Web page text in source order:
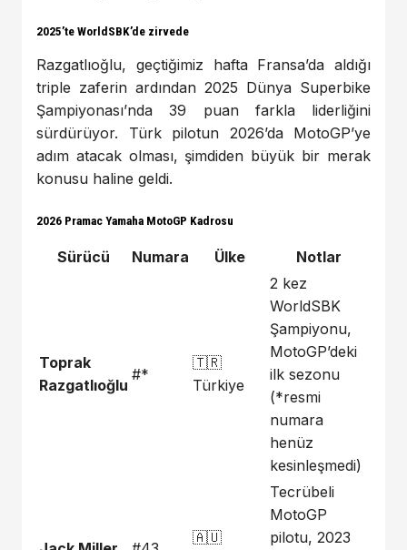
2025’te WorldSBK’de zirvede
Razgatlıoğlu, geçtiğimiz hafta Fransa’da aldığı
triple zaferin ardından 2025 Dünya Superbike
Şampiyonası’nda 39 puan farkla liderliğini
sürdürüyor. Türk pilotun 2026’da MotoGP’ye
adım atacak olması, şimdiden büyük bir merak
konusu haline geldi.
2026 Pramac Yamaha MotoGP Kadrosu
Sürücü Numara Ülke Notlar
Toprak
Razgatlıoğlu
#*
🇹🇷
Türkiye
2 kez
WorldSBK
Şampiyonu,
MotoGP’deki
ilk sezonu
(*resmi
numara
henüz
kesinleşmedi)
🇦🇺
Tecrübeli
MotoGP
pilotu, 2023